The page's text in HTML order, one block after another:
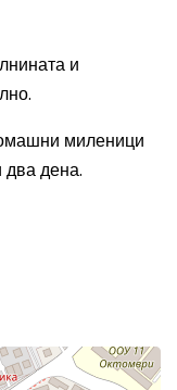
и
миленици
два дена.